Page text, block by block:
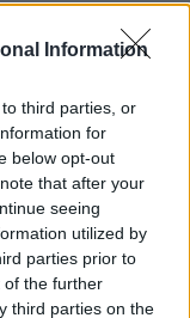
Information
third parties, or
for
below opt-out
that after your
seeing
utilized by
parties prior to
of the further
third parties on the